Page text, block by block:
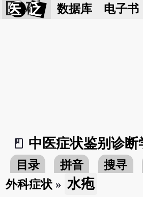
医 砭 数据库 电子书
book_2
中医症状鉴别诊断
目录 拼音 搜寻
外科症状 » 水疱